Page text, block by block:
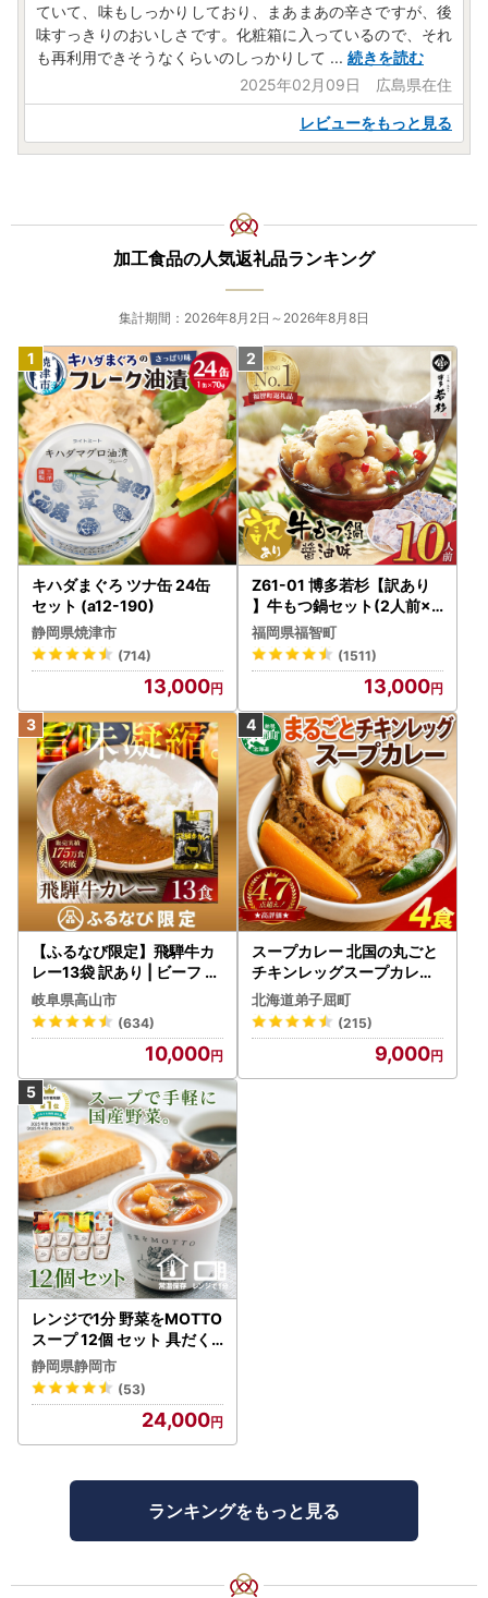
ていて、味もしっかりしており、まあまあの辛さですが、後
味すっきりのおいしさです。化粧箱に入っているので、それ
も再利用できそうなくらいのしっかりして ... 続きを読む
2025年02月09日 広島県在住
レビューをもっと見る
加工食品の人気返礼品ランキング
集計期間：2026年8月2日～2026年8月8日
キハダまぐろ ツナ缶 24缶
セット (a12-190)
静岡県焼津市
(714)
13,000
Z61-01 博多若杉【訳あり
】牛もつ鍋セット(2人前×5
) 10人前 もつ鍋
福岡県福智町
(1511)
13,000
【ふるなび限定】飛騨牛カ
レー13袋 訳あり | ビーフ レ
トルト 訳あり DC006-CP
01 FN-Limited-VO
岐阜県高山市
(634)
10,000
スープカレー 北国の丸ごと
チキンレッグスープカレー
4個 3739
北海道弟子屈町
(215)
9,000
レンジで1分 野菜をMOTTO
スープ 12個 セット 具だく
さんスープ 朝食 惣菜 国産
野菜 常温保存
静岡県静岡市
(53)
24,000
ランキングをもっと見る